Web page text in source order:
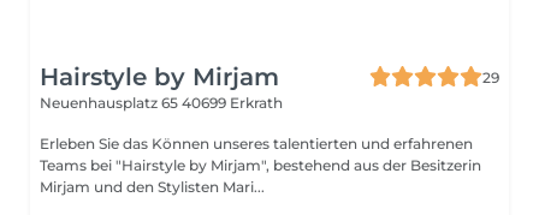
Hairstyle by Mirjam
29
Neuenhausplatz 65 40699 Erkrath
Erleben Sie das Können unseres talentierten und erfahrenen
Teams bei "Hairstyle by Mirjam", bestehend aus der Besitzerin
Mirjam und den Stylisten Mari...